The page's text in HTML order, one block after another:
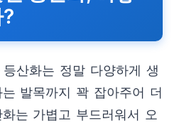
산화는 정말 다양하게 생
발목까지 꽉 잡아주어 더
는 가볍고 부드러워서 오